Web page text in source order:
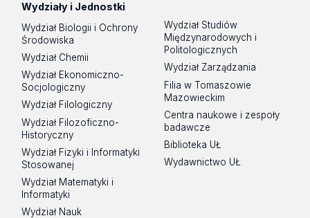
Wydziały i Jednostki
Wydział Biologii i Ochrony
Środowiska
Wydział Chemii
Wydział Ekonomiczno-
Socjologiczny
Wydział Filologiczny
Wydział Filozoficzno-
Historyczny
Wydział Fizyki i Informatyki
Stosowanej
Wydział Matematyki i
Informatyki
Wydział Nauk
Wydział Studiów
Międzynarodowych i
Politologicznych
Wydział Zarządzania
Filia w Tomaszowie
Mazowieckim
Centra naukowe i zespoły
badawcze
Biblioteka UŁ
Wydawnictwo UŁ